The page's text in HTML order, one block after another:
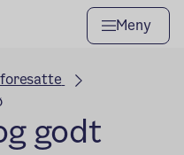
Meny
godt